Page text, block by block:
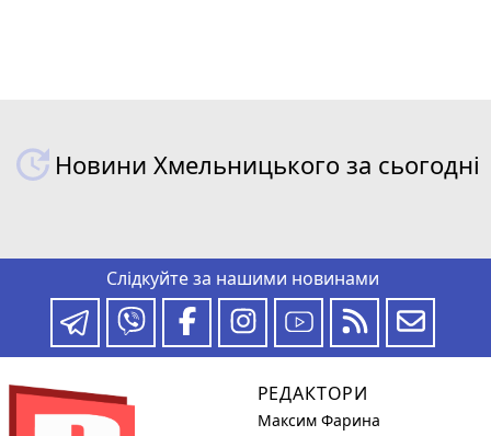
Новини Хмельницького за сьогодні
Слідкуйте за нашими новинами
РЕДАКТОРИ
Максим Фарина